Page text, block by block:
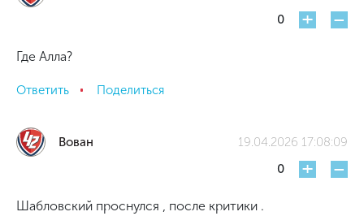
0
+ -
Где Алла?
Ответить Поделиться
Вован
19.04.2026 17:08:09
0
+ -
Шабловский проснулся , после критики .